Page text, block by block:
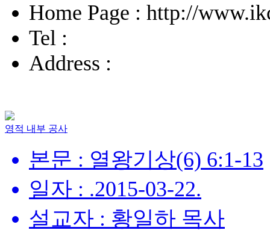
Home Page : http://
Tel :
Address :
영적 내부 공사
본문 : 열왕기상(6) 6:1-13
일자 : .2015-03-22.
설교자 : 황일하 목사